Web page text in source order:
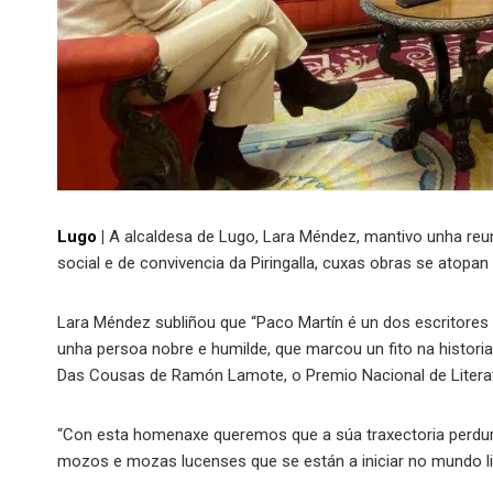
Lugo
A alcaldesa de Lugo, Lara Méndez, mantivo unha
social e de convivencia da Piringalla, cuxas obras se
Lara Méndez subliñou que “Paco Martín é un dos
unha persoa nobre e humilde, que marcou un fito na
Das Cousas de Ramón Lamote, o Premio Nacional de
“Con esta homenaxe queremos que a súa traxectoria
mozos e mozas lucenses que se están a iniciar no mundo